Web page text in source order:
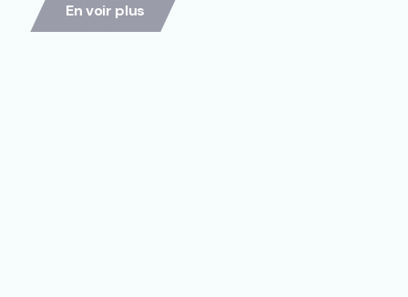
En voir plus